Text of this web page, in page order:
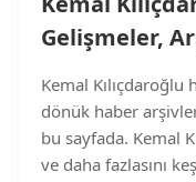
Gelişmeler,
Kemal Kılıçdaroğlu
dönük haber
bu sayfada. Kemal
ve daha fazlasını